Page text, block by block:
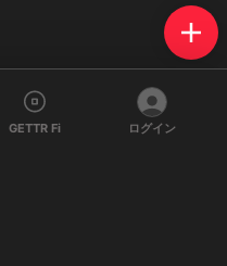
GETTR Fi ログイン